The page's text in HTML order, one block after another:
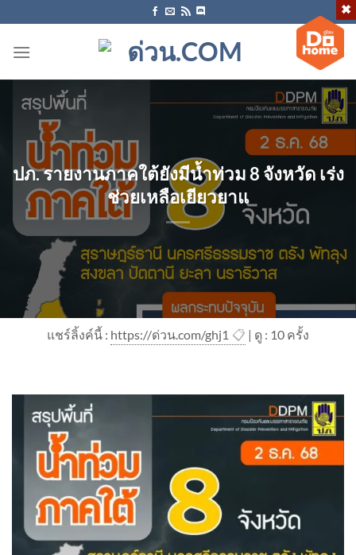
ไป
ปภ. รายงานภาคใต้ยังมีน้ำท่วม 8 จังหวัด เร่ง
ช่วยเหลือเยียวยาแ
แชร์ลิ้งค์นี้ : https://ด่วน.com/ghj1 📋 | ดู : 10 ครั้ง